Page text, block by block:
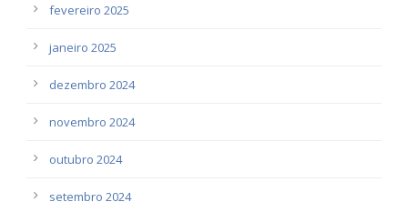
fevereiro 2025
janeiro 2025
dezembro 2024
novembro 2024
outubro 2024
setembro 2024